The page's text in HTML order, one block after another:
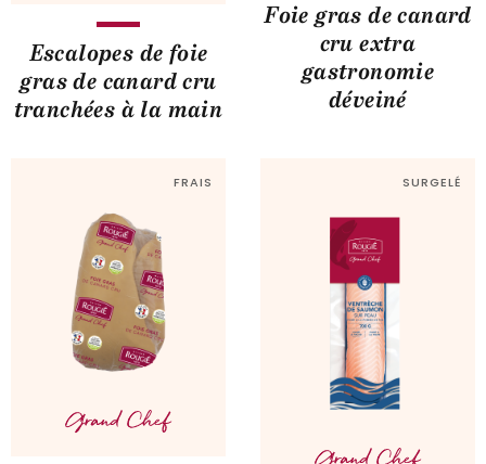
Escalopes de foie
gras de canard cru
tranchées à la main
Foie gras de canard
cru extra
gastronomie
déveiné
FRAIS SURGELÉ